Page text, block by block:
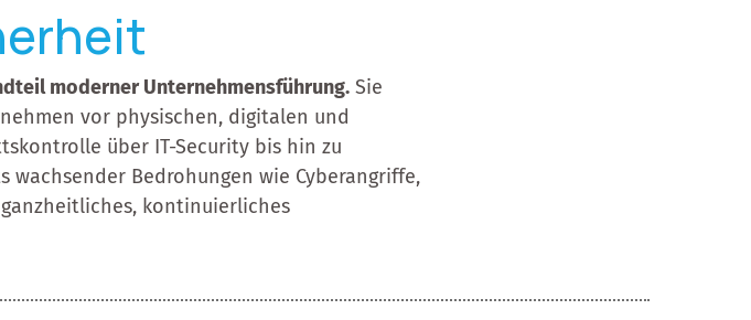
moderner Unternehmensführung. Sie
vor physischen, digitalen und
über IT-Security bis hin zu
wachsender Bedrohungen wie Cyberangriffe,
kontinuierliches